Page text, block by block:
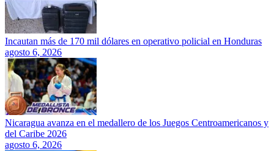
Incautan más de 170 mil dólares en operativo policial en Honduras
agosto 6, 2026
Nicaragua avanza en el medallero de los Juegos Centroamericanos y
del Caribe 2026
agosto 6, 2026